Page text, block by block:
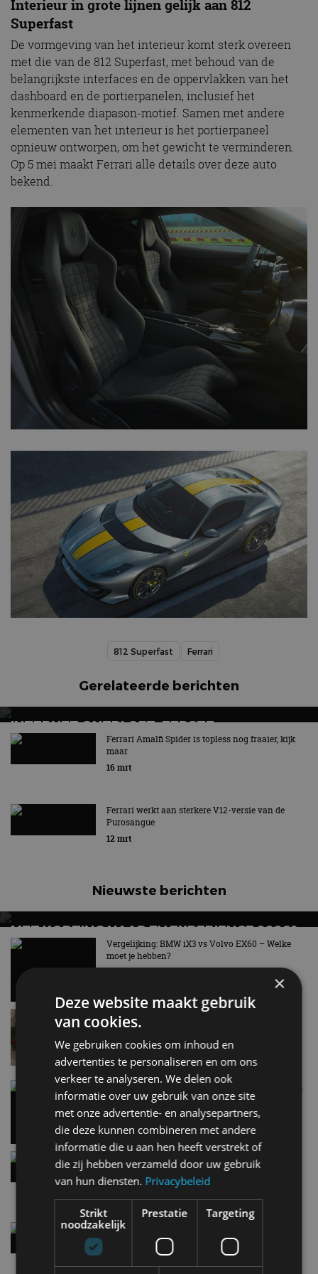
Interieur in grote lijnen gelijk aan 812
Superfast
De vormgeving van het interieur komt sterk overeen
met die van de 812 Superfast, met behoud van de
belangrijkste interfaces en de oppervlakken van het
dashboard en de portierpanelen, inclusief het
kenmerkende diapason-motief. Samen met andere
elementen van het interieur is het portierpaneel
opnieuw ontworpen, om het gewicht te verminderen.
Op 5 mei maakt Ferrari alle details over deze auto
bekend.
812 Superfast Ferrari
Gerelateerde berichten
INTERNET ONTPLOFT: EERSTE
ELEKTRISCHE FERRARI SHOCKEERT
Ferrari Amalfi Spider is topless nog fraaier, kijk
maar
16 mrt
Ferrari werkt aan sterkere V12-versie van de
Purosangue
12 mrt
Nieuwste berichten
MET KORTING NAAR EV EXPERIENCE 2026?
AUTORAI REGELT HET!
EV Experience 2026 van 24 tot 26 september
Vergelijking: BMW iX3 vs Volvo EX60 – Welke
moet je hebben?
Lamborghini Revuelto eert 60 jaar Miura met
speciale editie
9:33
Carbon fibre op je laadkabel: nergens voor nodig,
en precies daarom geweldig
5 aug
Hennessey Blackbird krijgt atmosferische V8 en
handbak: soms is eenvoud leuker
5 aug
Audi A2 e-Tron mikt op verbruik van 12,8 kWh
per 100 kilometer
×
Deze website maakt gebruik
van cookies.
We gebruiken cookies om inhoud en
advertenties te personaliseren en om ons
verkeer te analyseren. We delen ook
informatie over uw gebruik van onze site
met onze advertentie- en analysepartners,
die deze kunnen combineren met andere
informatie die u aan hen heeft verstrekt of
die zij hebben verzameld door uw gebruik
van hun diensten. Privacybeleid
Strikt
noodzakelijk
Prestatie Targeting